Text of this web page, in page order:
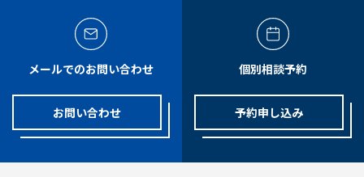
メールでのお問い合わせ
お問い合わせ
個別相談予約
予約申し込み